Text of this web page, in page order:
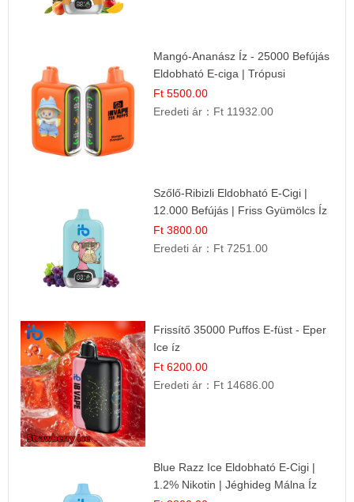
Mangó-Ananász Íz - 25000 Befújás
Eldobható E-ciga | Trópusi
Gyümölcs Élmény!
Ft 5500.00
Eredeti ár： Ft 11932.00
Szőlő-Ribizli Eldobható E-Cigi |
12.000 Befújás | Friss Gyümölcs Íz
Ft 3800.00
Eredeti ár： Ft 7251.00
Frissítő 35000 Puffos E-füst - Eper
Ice íz
Ft 6200.00
Eredeti ár： Ft 14686.00
Blue Razz Ice Eldobható E-Cigi |
1.2% Nikotin | Jéghideg Málna Íz